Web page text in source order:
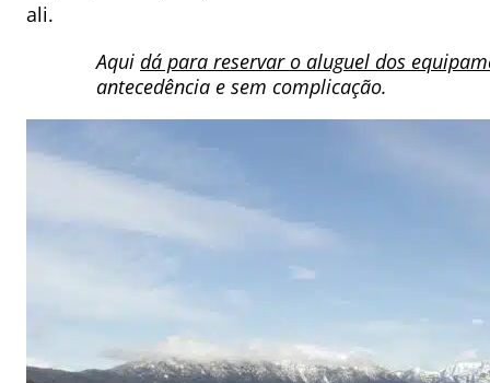
ali.
Aqui dá para reservar o aluguel dos
antecedência e sem complicação.